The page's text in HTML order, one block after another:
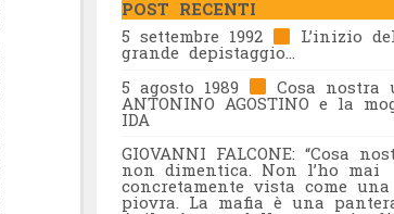
POST RECENTI
5 settembre 1992
L’inizio
grande depistaggio…
5 agosto 1989
Cosa nostra
ANTONINO AGOSTINO e la
IDA
GIOVANNI FALCONE: “Cosa
non dimentica. Non l’ho mai
concretamente vista come una
piovra. La mafia è una